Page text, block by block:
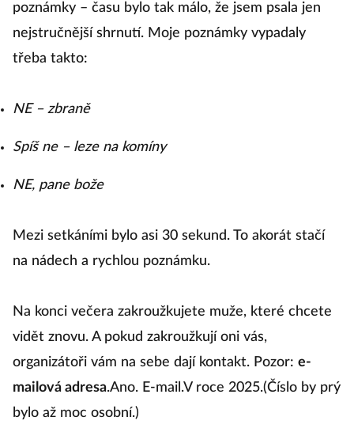
poznámky – času bylo tak málo, že jsem psala jen
nejstručnější shrnutí. Moje poznámky vypadaly
třeba takto:
NE – zbraně
Spíš ne – leze na komíny
NE, pane bože
Mezi setkáními bylo asi 30 sekund. To akorát stačí
na nádech a rychlou poznámku.
Na konci večera zakroužkujete muže, které chcete
vidět znovu. A pokud zakroužkují oni vás,
organizátoři vám na sebe dají kontakt. Pozor: e-
mailová adresa.Ano. E-mail.V roce 2025.(Číslo by prý
bylo až moc osobní.)